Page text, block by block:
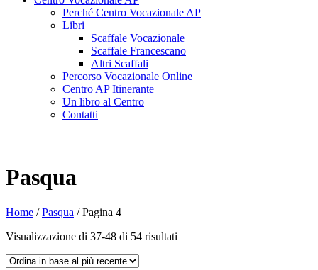
Perché Centro Vocazionale AP
Libri
Scaffale Vocazionale
Scaffale Francescano
Altri Scaffali
Percorso Vocazionale Online
Centro AP Itinerante
Un libro al Centro
Contatti
Pasqua
Home /Pasqua /Pagina 4
Visualizzazione di 37-48 di 54 risultati